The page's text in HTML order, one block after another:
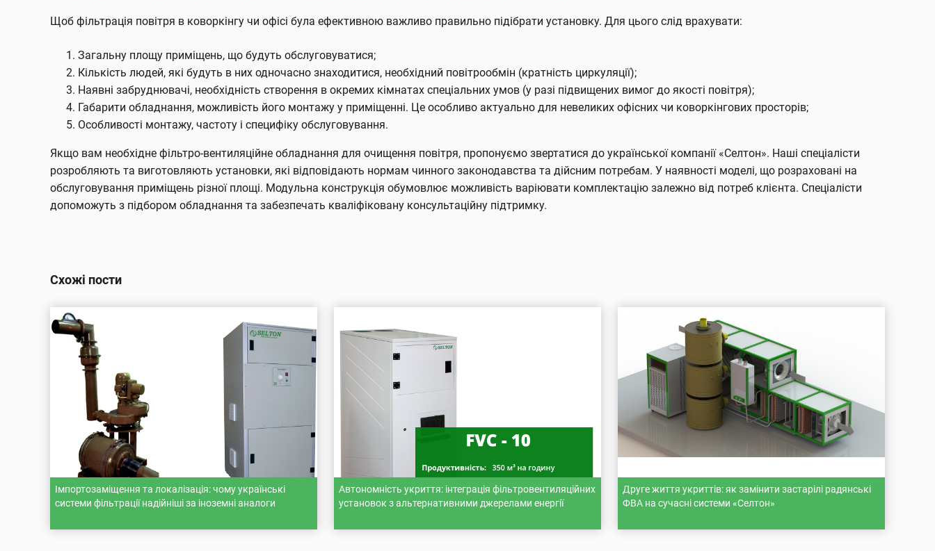
Щоб фільтрація повітря в коворкінгу чи офісі була ефективною важливо правильно підібрати установку. Для цього слід врахувати:
Загальну площу приміщень, що будуть обслуговуватися;
Кількість людей, які будуть в них одночасно знаходитися, необхідний повітрообмін (кратність циркуляції);
Наявні забруднювачі, необхідність створення в окремих кімнатах спеціальних умов (у разі підвищених вимог до якості повітря);
Габарити обладнання, можливість його монтажу у приміщенні. Це особливо актуально для невеликих офісних чи коворкінгових просторів;
Особливості монтажу, частоту і специфіку обслуговування.
Якщо вам необхідне фільтро-вентиляційне обладнання для очищення повітря, пропонуємо звертатися до української компанії «Селтон». Наші спеціалісти
розробляють та виготовляють установки, які відповідають нормам чинного законодавства та дійсним потребам. У наявності моделі, що розраховані на
обслуговування приміщень різної площі. Модульна конструкція обумовлює можливість варіювати комплектацію залежно від потреб клієнта. Спеціалісти
допоможуть з підбором обладнання та забезпечать кваліфіковану консультаційну підтримку.
Схожі пости
Імпортозаміщення та локалізація: чому українські
системи фільтрації надійніші за іноземні аналоги
Автономність укриття: інтеграція фільтровентиляційних
установок з альтернативними джерелами енергії
Друге життя укриттів: як замінити застарілі радянські
ФВА на сучасні системи «Селтон»